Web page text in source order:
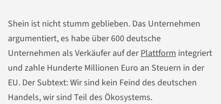
Shein ist nicht stumm geblieben. Das Unternehmen
argumentiert, es habe über 600 deutsche
Unternehmen als Verkäufer auf derPlattform integriert
und zahle Hunderte Millionen Euro an Steuern in der
EU. Der Subtext: Wir sind kein Feind des deutschen
Handels, wir sind Teil des Ökosystems.